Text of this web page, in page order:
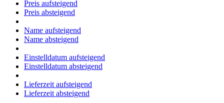
Preis aufsteigend
Preis absteigend
Name aufsteigend
Name absteigend
Einstelldatum aufsteigend
Einstelldatum absteigend
Lieferzeit aufsteigend
Lieferzeit absteigend